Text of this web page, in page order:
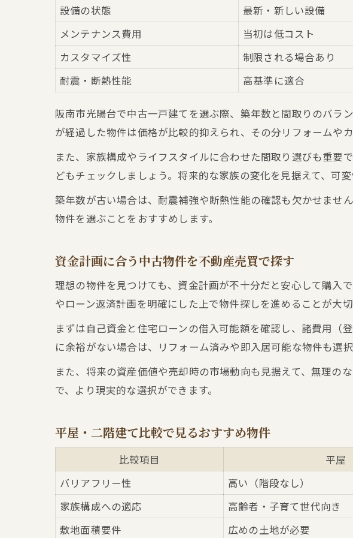
子育て
設備の状態
最新・新しい設備
メンテナンス費用
当初は低コスト
カスタマイズ性
制限される場合あり
耐震・断熱性能
高基準に適合
阪南市光陽台で中古一戸建てを選ぶ際、築年数と間取りのバラ
が経過した物件は価格が比較的抑えられ、その分リフォームや
また、家族構成やライフスタイルに合わせた間取り選びも重要
どもチェックしましょう。将来的な家族の変化を見据えて、可
築年数が古い場合は、耐震補強や断熱性能の確認も欠かせませ
物件を選ぶことをおすすめします。
資金計画に合う中古物件を不動産売買で探す
理想の物件を見つけても、資金計画が不十分だと安心して購入
やローン返済計画を明確にした上で物件探しを進めることが大切
まずは自己資金と住宅ローンの借入可能額を確認し、諸費用（
に余裕がない場合は、リフォーム済みや即入居可能な物件も選択
また、将来の資産価値や売却時の市場動向も見据えて、無理の
で、より現実的な選択ができます。
平屋・二階建て比較で見るおすすめ物件
比較項目 平屋
バリアフリー性
高い（階段なし）
家族構成への適応
高齢者・子育て世代向き
敷地面積要件
広めの土地が必要